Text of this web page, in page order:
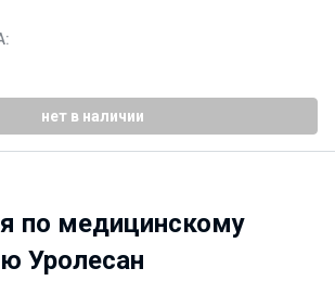
нет в наличии
по медицинскому
Уролесан